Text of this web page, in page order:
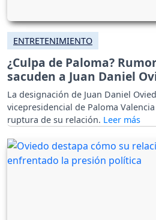
ENTRETENIMIENTO
¿Culpa de Paloma?
sacuden a Juan Daniel
La designación de Juan Daniel
vicepresidencial de Paloma
ruptura de su relación.